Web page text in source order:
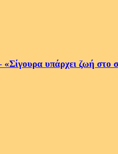
«Σίγουρα υπάρχει ζωή στο